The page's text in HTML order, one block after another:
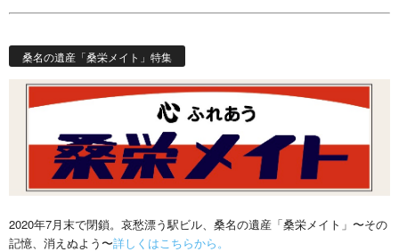
桑名の遺産「桑栄メイト」特集
2020年7月末で閉鎖。哀愁漂う駅ビル、桑名の遺産「桑栄メイト」〜その
記憶、消えぬよう〜詳しくはこちらから。